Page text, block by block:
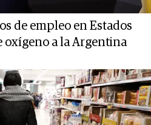
de empleo en Estados
oxígeno a la Argentina